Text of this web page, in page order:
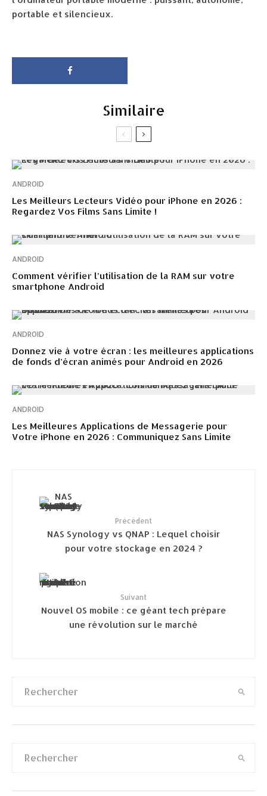
portable et silencieux.
Similaire
ANDROID
Les Meilleurs Lecteurs Vidéo pour iPhone en 2026 :
Regardez Vos Films Sans Limite !
ANDROID
Comment vérifier l’utilisation de la RAM sur votre
smartphone Android
ANDROID
Donnez vie à votre écran : les meilleures applications
de fonds d’écran animés pour Android en 2026
ANDROID
Les Meilleures Applications de Messagerie pour
Votre iPhone en 2026 : Communiquez Sans Limite
Précédent
NAS Synology vs QNAP : Lequel choisir
pour votre stockage en 2024 ?
Suivant
Nouvel OS mobile : ce géant tech prépare
une révolution sur le marché